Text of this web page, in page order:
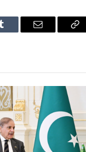
Tumblr Email